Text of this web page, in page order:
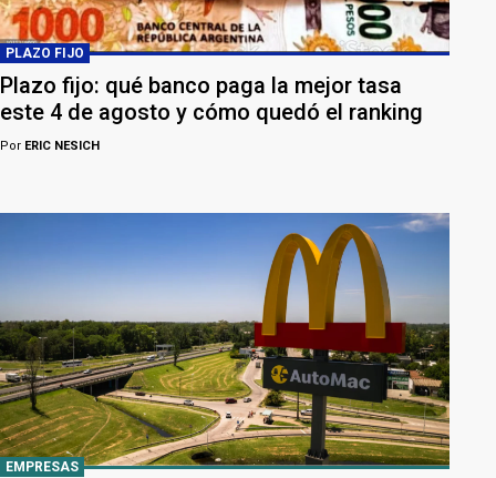
PLAZO FIJO
Plazo fijo: qué banco paga la mejor tasa
este 4 de agosto y cómo quedó el ranking
Por ERIC NESICH
EMPRESAS